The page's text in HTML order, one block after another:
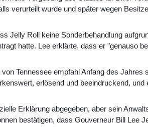
verurteilt wurde und später wegen
Jelly Roll keine Sonderbehandlung
hatte. Lee erklärte, dass er "genauso
Tennessee empfahl Anfang des
erlösend und beeindruckend,
Erklärung abgegeben, aber sein
bestätigen, dass Gouverneur Bill Lee